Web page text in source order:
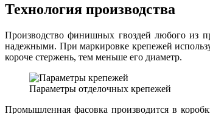
Технология производства
Производство финишных гвоздей любого из
надежными. При маркировке крепежей
короче стержень, тем меньше его диаметр.
Параметры отделочных крепежей
Промышленная фасовка производится в